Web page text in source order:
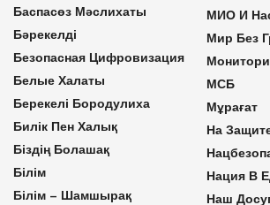
Баспасөз Мәслихаты
Бәрекелді
Безопасная Цифровизация
Белые Халаты
Берекелі Бородулиха
Билік Пен Халық
Біздің Болашақ
Білім
Білім – Шамшырақ
МИО И
Мир Без
МСБ
Мұрағат
На
Нация В
Наш